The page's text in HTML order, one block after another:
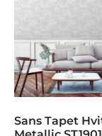
Sans Tapet